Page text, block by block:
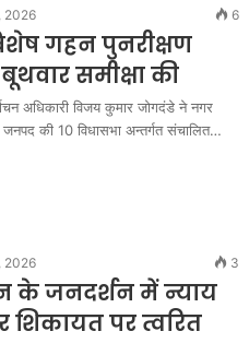
2026 6
गहन पुनरीक्षण
समीक्षा की
अधिकारी विजय कुमार जोगदंडे ने नगर
जनपद की 10 विधासभा अन्तर्गत संचालित…
2026 3
के जनदर्शन में न्याय
शिकायत पर त्वरित